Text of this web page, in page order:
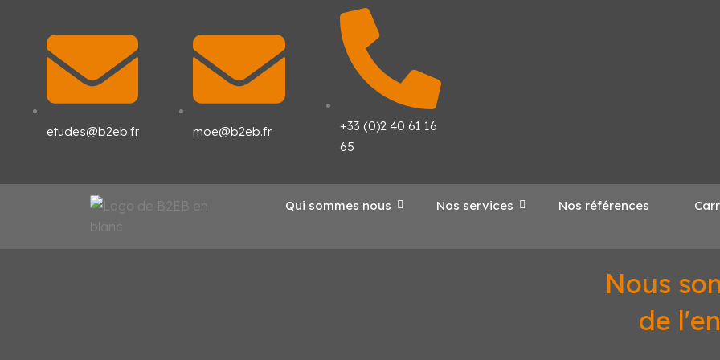
contenu
etudes@b2eb.fr moe@b2eb.fr
+33 (0)2 40 61 16
65
Qui sommes nous Nos services Nos références
Nous
de